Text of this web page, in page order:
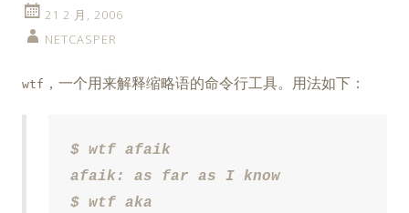
21 2 月, 2006
NETCASPER
wtf ，一个用来解释缩略语的命令行工具。用法如下：
$ wtf afaik
afaik: as far as I know
$ wtf aka